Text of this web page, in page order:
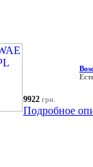
9922 грн.
Подробное